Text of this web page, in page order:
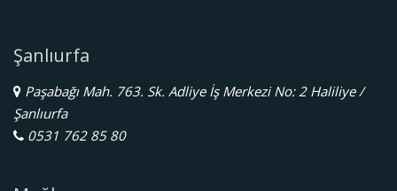
Şanlıurfa
Paşabağı Mah. 763. Sk. Adliye İş Merkezi No: 2 Haliliye /
Şanlıurfa
0531 762 85 80